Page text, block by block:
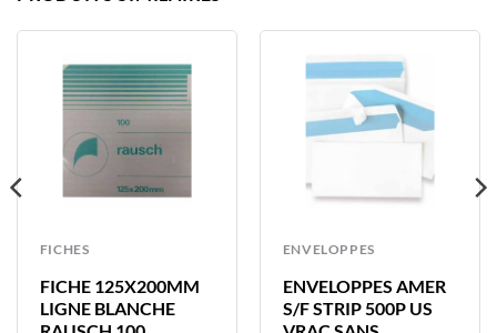
FICHES
FICHE 125X200MM
LIGNE BLANCHE
ENVELOPPES
ENVELOPPES AMER
S/F STRIP 500P US